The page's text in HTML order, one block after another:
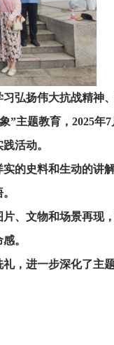
弘扬伟大抗战精神
”主题教育，2025年
活动。
的史料和生动的讲
、文物和场景再现
。
，进一步深化了主